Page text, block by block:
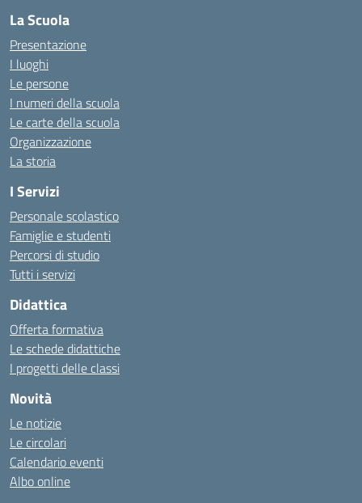
La Scuola
Presentazione
I luoghi
Le persone
I numeri della scuola
Le carte della scuola
Organizzazione
La storia
I Servizi
Personale scolastico
Famiglie e studenti
Percorsi di studio
Tutti i servizi
Didattica
Offerta formativa
Le schede didattiche
I progetti delle classi
Novità
Le notizie
Le circolari
Calendario eventi
Albo online